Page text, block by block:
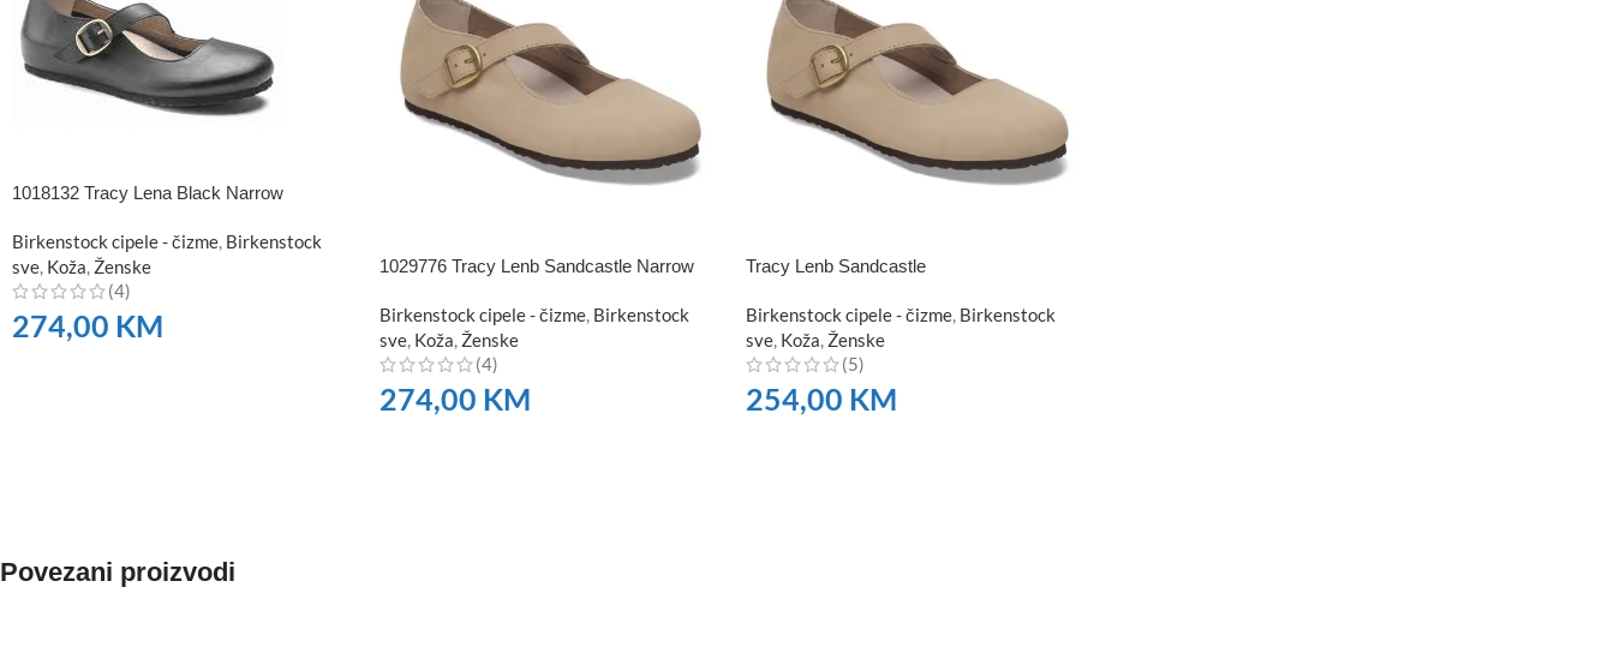
1018132 Tracy Lena Black Narrow
Birkenstock cipele - čizme, Birkenstock
sve, Koža, Ženske
(4)
274,00 KM
1029776 Tracy Lenb Sandcastle Narrow
Birkenstock cipele - čizme, Birkenstock
sve, Koža Ženske
(4)
274,00 KM
Tracy Lenb Sandcastle
Birkenstock cipele - čizme Birkenstock
sve Koža Ženske
(5)
254,00 KM
Povezani proizvodi